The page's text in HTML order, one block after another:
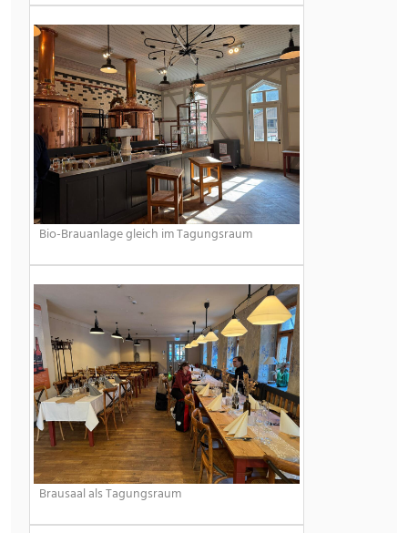
Bio-Brauanlage gleich im Tagungsraum
Brausaal als Tagungsraum